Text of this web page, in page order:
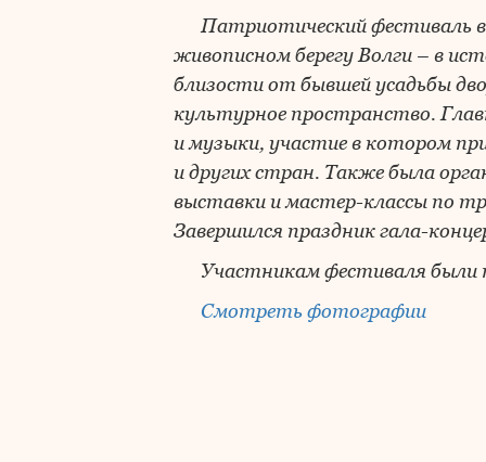
Патриотический фестиваль
живописном берегу Волги – в
близости от бывшей усадьбы
культурное пространство.
и музыки, участие в котором
и других стран. Также была
выставки и мастер-классы по
Завершился праздник гала-
Участникам фестиваля были
Смотреть фотографии